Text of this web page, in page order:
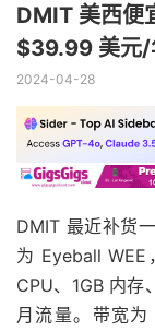
DMIT 美西便
$39.99 美元/
2024-04-28
DMIT 最近补货
为 Eyeball
CPU、1GB 内存
月流量。带宽